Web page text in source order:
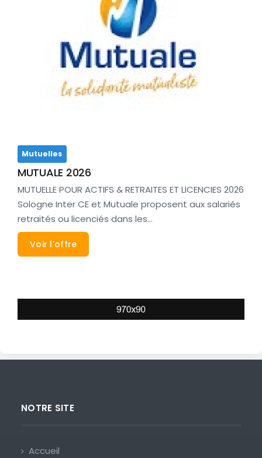
Mutuelles
MUTUALE 2026
MUTUELLE POUR ACTIFS & RETRAITES ET LICENCIES 2026
Sologne Inter CE et Mutuale proposent aux salariés
retraités ou licenciés dans les…
Voir l'offre
NOTRE SITE
Accueil